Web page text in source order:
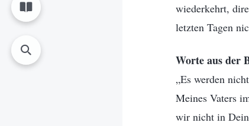
wiederkehrt,
letzten Tagen
Worte aus der
„Es werden
Meines Vaters
wir nicht in